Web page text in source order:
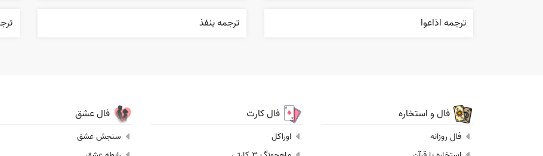
ترجمه اذاعوا ترجمه ينفذ
فال و استخاره
فال روزانه
فال کارت
اوراکل
فال عشق
سنجش عشق